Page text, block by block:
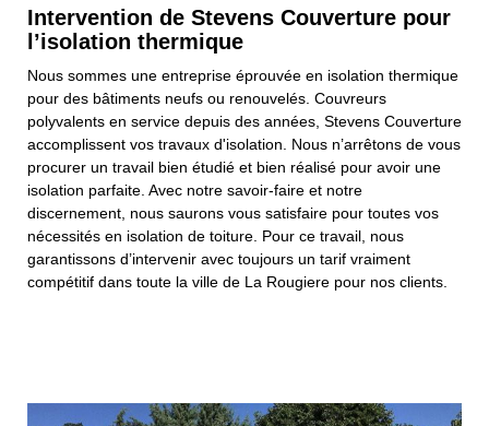
Intervention de Stevens Couverture pour
l’isolation thermique
Nous sommes une entreprise éprouvée en isolation thermique
pour des bâtiments neufs ou renouvelés. Couvreurs
polyvalents en service depuis des années, Stevens Couverture
accomplissent vos travaux d'isolation. Nous n’arrêtons de vous
procurer un travail bien étudié et bien réalisé pour avoir une
isolation parfaite. Avec notre savoir-faire et notre
discernement, nous saurons vous satisfaire pour toutes vos
nécessités en isolation de toiture. Pour ce travail, nous
garantissons d’intervenir avec toujours un tarif vraiment
compétitif dans toute la ville de La Rougiere pour nos clients.